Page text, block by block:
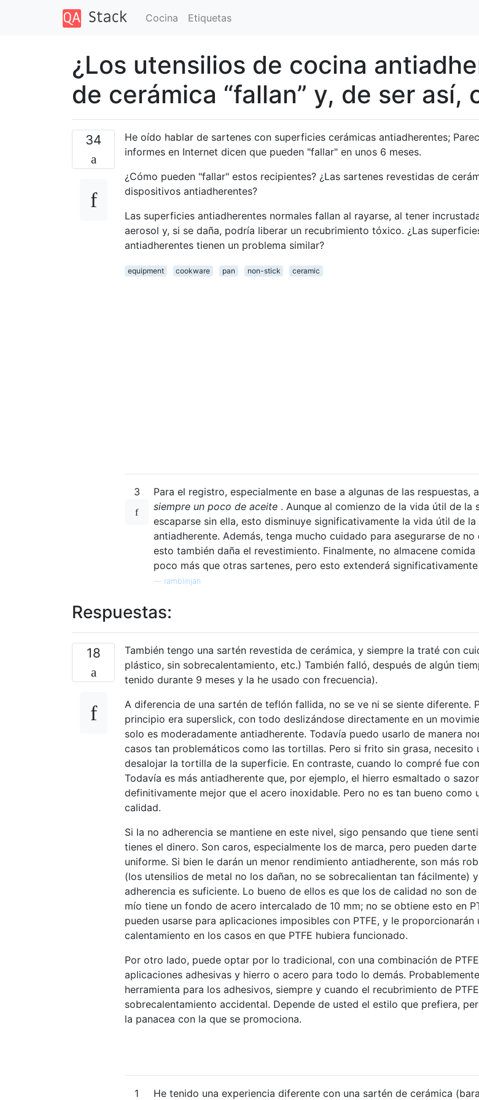
Cocina Etiquetas
¿Los utensilios de cocina
de cerámica “fallan” y, de ser así,
34
He oído hablar de sartenes con superficies cerámicas antiadherentes;
informes en Internet dicen que pueden "fallar" en unos 6 meses.
¿Cómo pueden "fallar" estos recipientes? ¿Las sartenes revestidas de
dispositivos antiadherentes?
Las superficies antiadherentes normales fallan al rayarse, al tener
aerosol y, si se daña, podría liberar un recubrimiento tóxico. ¿Las
antiadherentes tienen un problema similar?
equipment cookware pan non-stick ceramic
3 Para el registro, especialmente en base a algunas de las respuestas,
siempre un poco de aceite . Aunque al comienzo de la vida útil de la
escaparse sin ella, esto disminuye significativamente la vida útil de
antiadherente. Además, tenga mucho cuidado para asegurarse de no
esto también daña el revestimiento. Finalmente, no almacene comida
poco más que otras sartenes, pero esto extenderá
ramblinjan
Respuestas:
18
También tengo una sartén revestida de cerámica, y siempre la traté con
plástico, sin sobrecalentamiento, etc.) También falló, después de algún
tenido durante 9 meses y la he usado con frecuencia).
A diferencia de una sartén de teflón fallida, no se ve ni se siente diferente.
principio era superslick, con todo deslizándose directamente en un
solo es moderadamente antiadherente. Todavía puedo usarlo de manera
casos tan problemáticos como las tortillas. Pero si frito sin grasa, necesito
desalojar la tortilla de la superficie. En contraste, cuando lo compré fue
Todavía es más antiadherente que, por ejemplo, el hierro esmaltado o
definitivamente mejor que el acero inoxidable. Pero no es tan bueno como
calidad.
Si la no adherencia se mantiene en este nivel, sigo pensando que tiene
tienes el dinero. Son caros, especialmente los de marca, pero pueden
uniforme. Si bien le darán un menor rendimiento antiadherente, son más
(los utensilios de metal no los dañan, no se sobrecalientan tan fácilmente)
adherencia es suficiente. Lo bueno de ellos es que los de calidad no son
mío tiene un fondo de acero intercalado de 10 mm; no se obtiene esto en
pueden usarse para aplicaciones imposibles con PTFE, y le proporcionarán
calentamiento en los casos en que PTFE hubiera funcionado.
Por otro lado, puede optar por lo tradicional, con una combinación de
aplicaciones adhesivas y hierro o acero para todo lo demás.
herramienta para los adhesivos, siempre y cuando el recubrimiento de
sobrecalentamiento accidental. Depende de usted el estilo que prefiera,
la panacea con la que se promociona.
1
He tenido una experiencia diferente con una sartén de cerámica